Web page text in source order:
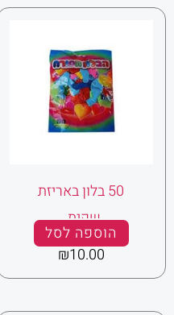
50 בלון באריזת
שקית .
הוספה לסל
₪10.00